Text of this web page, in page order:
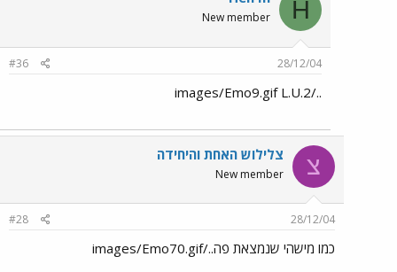
H
New member
28/12/04
#36
../images/Emo9.gif L.U.2
צ צלילוש האחת והיחידה
New member
28/12/04
#28
כמו מישהי שנמצאת פה../images/Emo70.gif